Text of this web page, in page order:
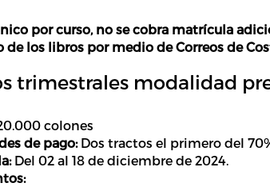
por curso, no se cobra matrícula
de los libros por medio de Correos de
trimestrales modalidad
colones
de pago:Dos tractos el primero del
Del 02 al 18 de diciembre de 2024.